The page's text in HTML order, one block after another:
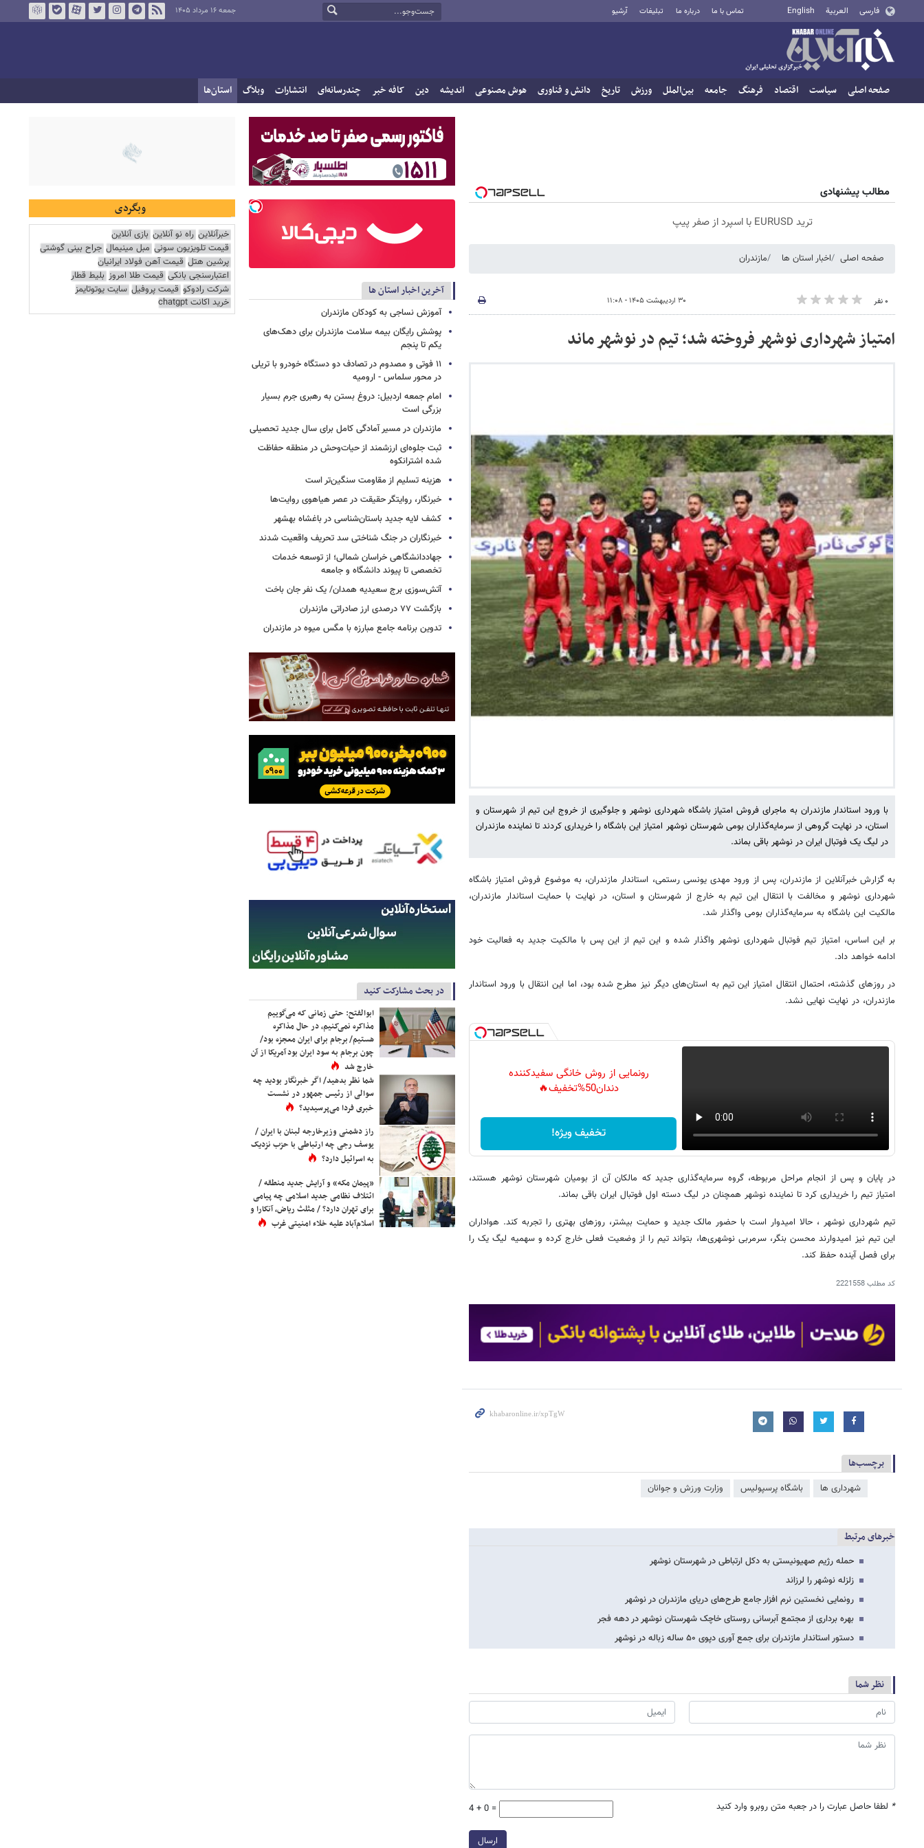
فارسی العربية English تماس با ما درباره ما تبلیغات آرشیو جمعه ۱۶ مرداد ۱۴۰۵
صفحه اصلی سیاست اقتصاد فرهنگ جامعه بین‌الملل ورزش تاریخ دانش و فناوری هوش مصنوعی اندیشه دین کافه خبر چندرسانه‌ای انتشارات وبلاگ استان‌ها
مطالب پیشنهادی
ترید EURUSD با اسپرد از صفر پیپ
صفحه اصلی اخبار استان ها مازندران
۰ نفر ۳۰ اردیبهشت ۱۴۰۵ - ۱۱:۰۸
امتیاز شهرداری نوشهر فروخته شد؛ تیم در نوشهر ماند
با ورود استاندار مازندران به ماجرای فروش امتیاز باشگاه شهرداری نوشهر و جلوگیری از خروج این تیم از شهرستان و
استان، در نهایت گروهی از سرمایه‌گذاران بومی شهرستان نوشهر امتیاز این باشگاه را خریداری کردند تا نماینده مازندران
در لیگ یک فوتبال ایران در نوشهر باقی بماند. ‎
به گزارش خبرآنلاین از مازندران، پس از ورود مهدی یونسی رستمی، استاندار مازندران، به موضوع فروش امتیاز باشگاه
شهرداری نوشهر و مخالفت با انتقال این تیم به خارج از شهرستان و استان، در نهایت با حمایت استاندار مازندران،
مالکیت این باشگاه به سرمایه‌گذاران بومی واگذار شد.
بر این اساس، امتیاز تیم فوتبال شهرداری نوشهر واگذار شده و این تیم از این پس با مالکیت جدید به فعالیت خود
ادامه خواهد داد.
در روزهای گذشته، احتمال انتقال امتیاز این تیم به استان‌های دیگر نیز مطرح شده بود، اما این انتقال با ورود استاندار
مازندران، در نهایت نهایی نشد.
رونمایی از روش خانگی سفیدکننده
دندان50%تخفیف🔥
تخفیف ویژه!
در پایان و پس از انجام مراحل مربوطه، گروه سرمایه‌گذاری جدید که مالکان آن از بومیان شهرستان نوشهر هستند،
امتیاز تیم را خریداری کرد تا نماینده نوشهر همچنان در لیگ دسته اول فوتبال ایران باقی بماند.
تیم شهرداری نوشهر ، حالا امیدوار است با حضور مالک جدید و حمایت بیشتر، روزهای بهتری را تجربه کند. هواداران
این تیم نیز امیدوارند محسن بنگر، سرمربی نوشهری‌ها، بتواند تیم را از وضعیت فعلی خارج کرده و سهمیه لیگ یک را
برای فصل آینده حفظ کند.
کد مطلب2221558
برچسب‌ها
شهرداری ها باشگاه پرسپولیس وزارت ورزش و جوانان
خبرهای مرتبط
حمله رژیم صهیونیستی به دکل ارتباطی در شهرستان نوشهر
زلزله نوشهر را لرزاند
رونمایی نخستین نرم افزار جامع طرح‌های دریای مازندران در نوشهر
بهره برداری از مجتمع آبرسانی روستای خاچک شهرستان نوشهر در دهه فجر
دستور استاندار مازندران برای جمع آوری دپوی ۵۰ ساله زباله در نوشهر
نظر شما
* لطفا حاصل عبارت را در جعبه متن روبرو وارد کنید 4 + 0 =
ارسال
آخرین اخبار استان ها
آموزش نساجی به کودکان مازندران
پوشش رایگان بیمه سلامت مازندران برای دهک‌های
یکم تا پنجم
۱۱ فوتی و مصدوم در تصادف دو دستگاه خودرو با تریلی
در محور سلماس - ارومیه
امام جمعه اردبیل: دروغ بستن به رهبری جرم بسیار
بزرگی است
مازندران در مسیر آمادگی کامل برای سال جدید تحصیلی
ثبت جلوه‌ای ارزشمند از حیات‌وحش در منطقه حفاظت
شده اشترانکوه
هزینه تسلیم از مقاومت سنگین‌تر است
خبرنگار، روایتگر حقیقت در عصر هیاهوی روایت‌ها
کشف لایه جدید باستان‌شناسی در باغشاه بهشهر
خبرنگاران در جنگ شناختی سد تحریف واقعیت شدند
جهاددانشگاهی خراسان شمالی؛ از توسعه خدمات
تخصصی تا پیوند دانشگاه و جامعه
آتش‌سوزی برج سعیدیه همدان/ یک نفر جان باخت
بازگشت ۷۷ درصدی ارز صادراتی مازندران
تدوین برنامه جامع مبارزه با مگس میوه در مازندران
در بحث مشارکت کنید
ابوالفتح: حتی زمانی که می‌گوییم
مذاکره نمی‌کنیم، در حال مذاکره
هستیم/ برجام برای ایران معجزه بود/
چون برجام به سود ایران بود آمریکا از آن
خارج شد
شما نظر بدهید/ اگر خبرنگار بودید چه
سوالی از رئیس جمهور در نشست
خبری فردا می‌پرسیدید؟
راز دشمنی وزیرخارجه لبنان با ایران /
یوسف رجی چه ارتباطی با حزب نزدیک
به اسرائیل دارد؟
«پیمان مکه» و آرایش جدید منطقه /
ائتلاف نظامی جدید اسلامی چه پیامی
برای تهران دارد؟ / مثلث ریاض، آنکارا و
اسلام‌آباد علیه خلاء امنیتی غرب
وبگردی
خبرآنلاین راه نو آنلاین بازی آنلاین
قیمت تلویزیون سونی مبل مینیمال جراح بینی گوشتی
پرشین هتل قیمت آهن فولاد ایرانیان
اعتبارسنجی بانکی قیمت طلا امروز بلیط قطار
شرکت رادوکو قیمت پروفیل سایت یوتوتایمز
خرید اکانت chatgpt